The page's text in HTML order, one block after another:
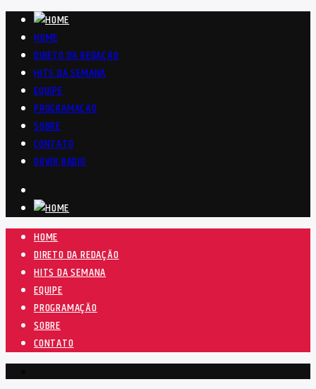
HOME
DIRETO DA REDAÇÃO
HITS DA SEMANA
EQUIPE
PROGRAMAÇÃO
SOBRE
CONTATO
OUVIR RÁDIO
HOME
DIRETO DA REDAÇÃO
HITS DA SEMANA
EQUIPE
PROGRAMAÇÃO
SOBRE
CONTATO